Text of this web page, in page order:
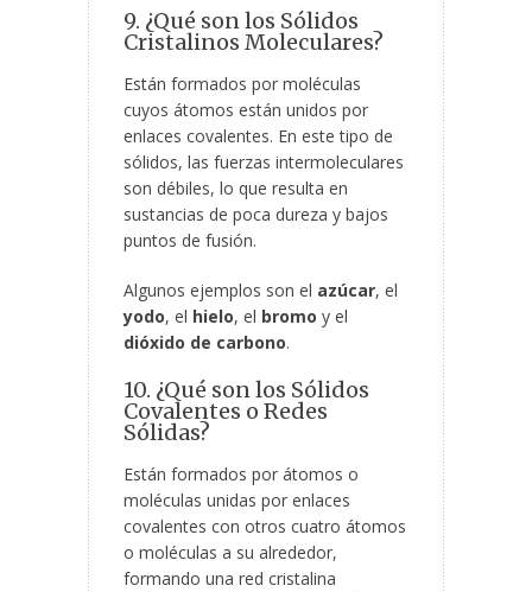
9. ¿Qué son los Sólidos
Cristalinos Moleculares?
Están formados por moléculas
cuyos átomos están unidos por
enlaces covalentes. En este tipo de
sólidos, las fuerzas intermoleculares
son débiles, lo que resulta en
sustancias de poca dureza y bajos
puntos de fusión.
Algunos ejemplos son el azúcar, el
yodo, el hielo, el bromo y el
dióxido de carbono.
10. ¿Qué son los Sólidos
Covalentes o Redes
Sólidas?
Están formados por átomos o
moléculas unidas por enlaces
covalentes con otros cuatro átomos
o moléculas a su alrededor,
formando una red cristalina